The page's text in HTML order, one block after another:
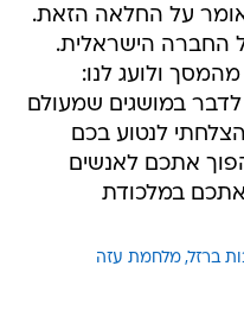
על החלאה הזאת.
החברה הישראלית.
ולועג לנו:
במושגים שמעולם
לנטוע בכם
אתכם לאנשים
במלכודת
ברזל מלחמת עזה